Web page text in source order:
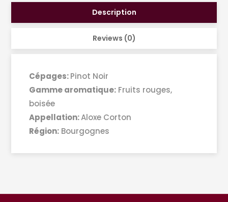
Description
Reviews (0)
Cépages:Pinot Noir
Gamme aromatique: Fruits rouges,
boisée
Appellation:Aloxe Corton
Région: Bourgognes